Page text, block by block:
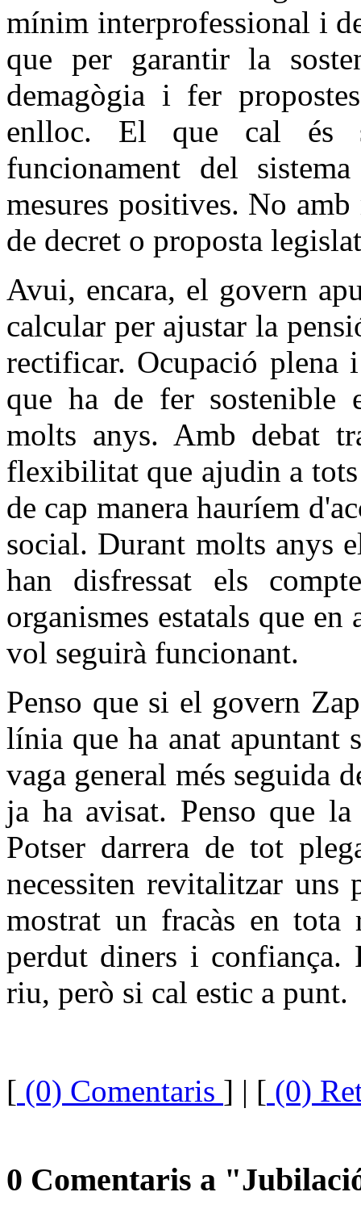
mínim interprofessional i
que per garantir la
demagògia i fer
enlloc. El que cal és
funcionament del
mesures positives. No
de decret o proposta
Avui, encara, el govern
calcular per ajustar la
rectificar. Ocupació plena
que ha de fer sostenible
molts anys. Amb debat
flexibilitat que ajudin a tots
de cap manera hauríem
social. Durant molts anys
han disfressat els
organismes estatals que
vol seguirà funcionant.
Penso que si el govern
línia que ha anat apuntant
vaga general més seguida
ja ha avisat. Penso que
Potser darrera de tot
necessiten revitalitzar uns
mostrat un fracàs en
perdut diners i confiança.
riu, però si cal estic a
[ (0) Comentaris ] | [ (0)
0 Comentaris a